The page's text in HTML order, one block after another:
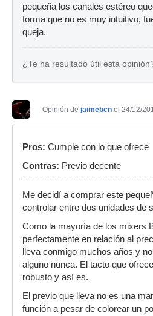
pequeña los canales estéreo
forma que no es muy intuitivo,
queja.
¿Te ha resultado útil esta
Opinión de jaimebcn el 24/12/
Pros: Cumple con lo que ofrece
Contras: Previo decente
Me decidí a comprar este
controlar entre dos unidades de
Como la mayoría de los mixers
perfectamente en relación al
lleva conmigo muchos años y
alguno nunca. El tacto que
robusto y así es.
El previo que lleva no es una
función a pesar de colorear un